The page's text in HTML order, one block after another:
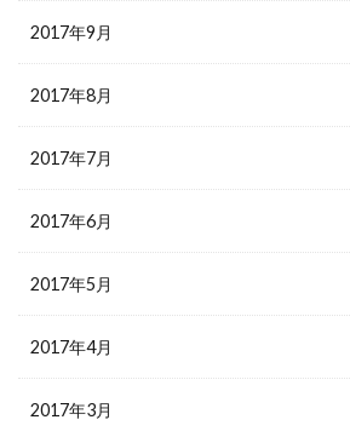
2017年9月
2017年8月
2017年7月
2017年6月
2017年5月
2017年4月
2017年3月